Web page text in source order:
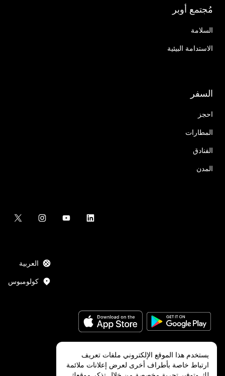
مُجتمع أوبر
السلامة
الاستدامة البيئية
السفر
احجز
المطارات
الفنادق
المدن
العربية
كولومبوس
©
2026
Uber Technologies Inc.
يستخدم هذا الموقع الإلكتروني ملفات تعريف
ارتباط خاصة بأطراف أخرى لعرض إعلانات ملائمة